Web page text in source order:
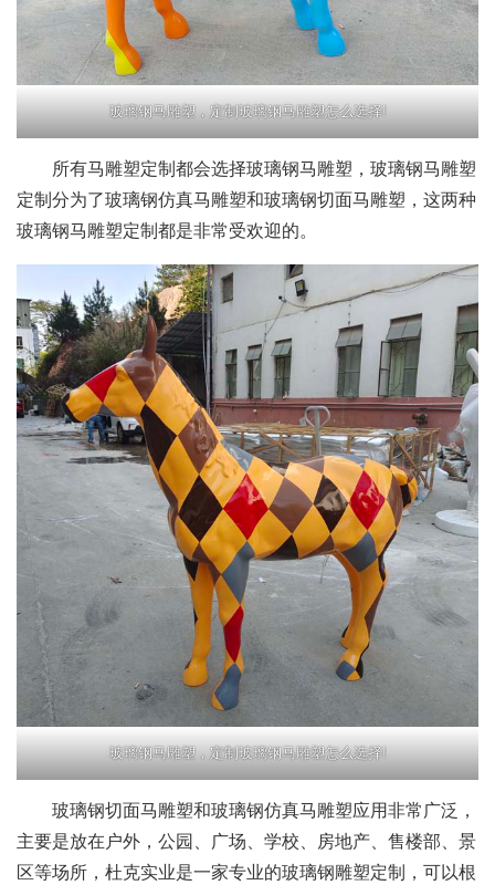
玻璃钢马雕塑，定制玻璃钢马雕塑怎么选择!
所有马雕塑定制都会选择玻璃钢马雕塑，玻璃钢马雕塑
定制分为了玻璃钢仿真马雕塑和玻璃钢切面马雕塑，这两种
玻璃钢马雕塑定制都是非常受欢迎的。
玻璃钢马雕塑，定制玻璃钢马雕塑怎么选择!
玻璃钢切面马雕塑和玻璃钢仿真马雕塑应用非常广泛，
主要是放在户外，公园、广场、学校、房地产、售楼部、景
区等场所，杜克实业是一家专业的玻璃钢雕塑定制，可以根